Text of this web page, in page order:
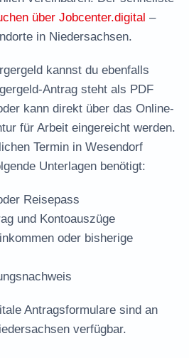
über Jobcenter.digital –
in Niedersachsen.
kannst du ebenfalls
Antrag steht als PDF
kann direkt über das Online-
für Arbeit eingereicht werden.
Termin in Wesendorf
Unterlagen benötigt:
Reisepass
und Kontoauszüge
oder bisherige
Antragsformulare sind an
verfügbar.